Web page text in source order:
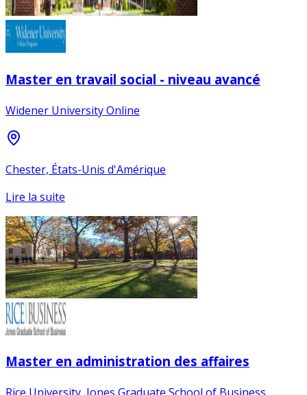
Master en travail social - niveau avancé
Widener University Online
Chester, États-Unis d'Amérique
Lire la suite
Master en administration des affaires